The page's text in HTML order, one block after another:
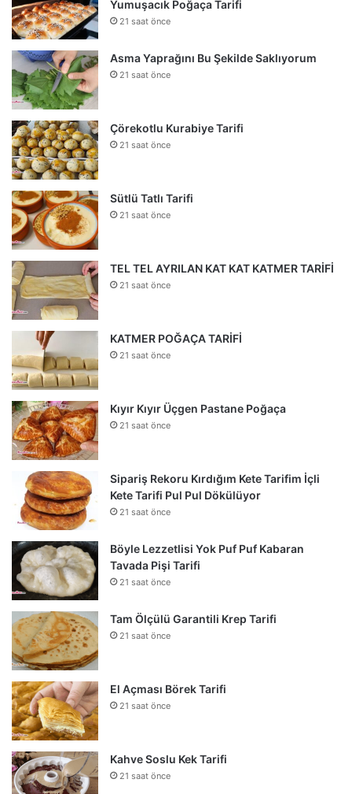
Yumuşacık Poğaça Tarifi
21 saat önce
Asma Yaprağını Bu Şekilde Saklıyorum
21 saat önce
Çörekotlu Kurabiye Tarifi
21 saat önce
Sütlü Tatlı Tarifi
21 saat önce
TEL TEL AYRILAN KAT KAT KATMER TARİFİ
21 saat önce
KATMER POĞAÇA TARİFİ
21 saat önce
Kıyır Kıyır Üçgen Pastane Poğaça
21 saat önce
Sipariş Rekoru Kırdığım Kete Tarifim İçli
Kete Tarifi Pul Pul Dökülüyor
21 saat önce
Böyle Lezzetlisi Yok Puf Puf Kabaran
Tavada Pişi Tarifi
21 saat önce
Tam Ölçülü Garantili Krep Tarifi
21 saat önce
El Açması Börek Tarifi
21 saat önce
Kahve Soslu Kek Tarifi
21 saat önce